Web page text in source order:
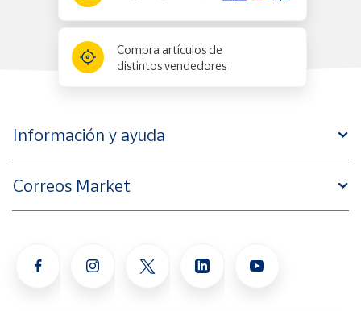
Compra artículos de
distintos vendedores
Información y ayuda
Correos Market